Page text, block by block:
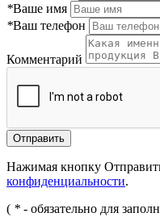
*Ваше имя
*Ваш телефон
Комментарий
Нажимая кнопку
конфиденциальности.
( * - обязательно для